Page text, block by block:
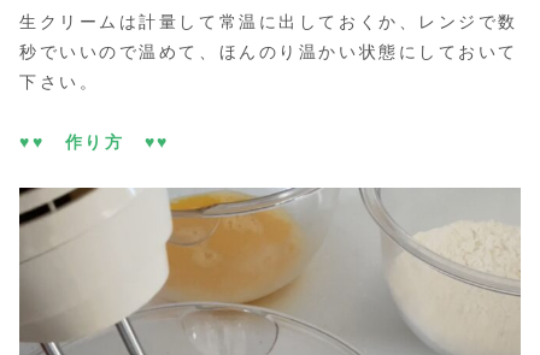
生クリームは計量して常温に出しておくか、レンジで数
秒でいいので温めて、ほんのり温かい状態にしておいて
下さい。
♥♥ 作り方 ♥♥